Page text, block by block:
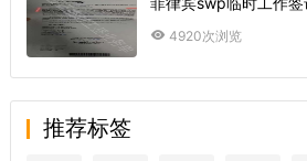
4920次浏览
推荐标签